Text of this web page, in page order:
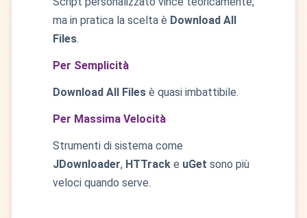
ma in pratica la scelta è Download All
Files.
Per Semplicità
Download All Files è quasi imbattibile.
Per Massima Velocità
Strumenti di sistema come
JDownloader, HTTrack e uGet sono più
veloci quando serve.